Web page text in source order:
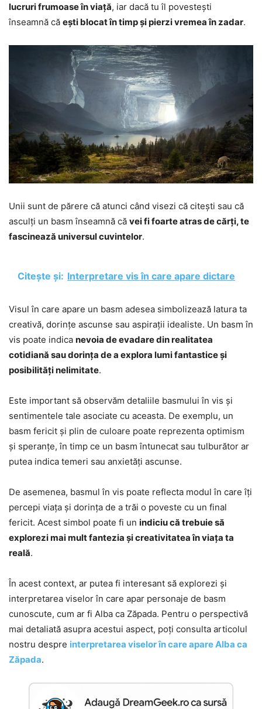
lucruri frumoase în viață, iar dacă tu îl povestești
înseamnă că ești blocat în timp și pierzi vremea în zadar.
Unii sunt de părere că atunci când visezi că citești sau că
asculți un basm înseamnă că vei fi foarte atras de cărți, te
fascinează universul cuvintelor.
Citește și: Interpretare vis în care apare dictare
Visul în care apare un basm adesea simbolizează latura ta
creativă, dorințe ascunse sau aspirații idealiste. Un basm în
vis poate indica nevoia de evadare din realitatea
cotidiană sau dorința de a explora lumi fantastice și
posibilități nelimitate.
Este important să observăm detaliile basmului în vis și
sentimentele tale asociate cu aceasta. De exemplu, un
basm fericit și plin de culoare poate reprezenta optimism
și speranțe, în timp ce un basm întunecat sau tulburător ar
putea indica temeri sau anxietăți ascunse.
De asemenea, basmul în vis poate reflecta modul în care îți
percepi viața și dorința de a trăi o poveste cu un final
fericit. Acest simbol poate fi un indiciu că trebuie să
explorezi mai mult fantezia și creativitatea în viața ta
reală.
În acest context, ar putea fi interesant să explorezi și
interpretarea viselor în care apar personaje de basm
cunoscute, cum ar fi Alba ca Zăpada. Pentru o perspectivă
mai detaliată asupra acestui aspect, poți consulta articolul
nostru despre interpretarea viselor în care apare Alba ca
Zăpada.